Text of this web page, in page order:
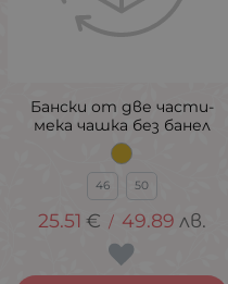
Бански от две части-
мека чашка без банел
46 50
25.51 € / 49.89 лв.